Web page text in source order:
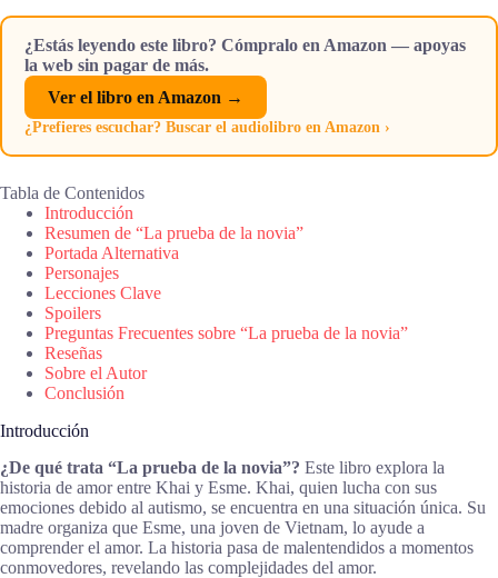
¿Estás leyendo este libro? Cómpralo en Amazon — apoyas
la web sin pagar de más.
Ver el libro en Amazon →
¿Prefieres escuchar? Buscar el audiolibro en Amazon ›
Tabla de Contenidos
Introducción
Resumen de “La prueba de la novia”
Portada Alternativa
Personajes
Lecciones Clave
Spoilers
Preguntas Frecuentes sobre “La prueba de la novia”
Reseñas
Sobre el Autor
Conclusión
Introducción
¿De qué trata “La prueba de la novia”? Este libro explora la
historia de amor entre Khai y Esme. Khai, quien lucha con sus
emociones debido al autismo, se encuentra en una situación única. Su
madre organiza que Esme, una joven de Vietnam, lo ayude a
comprender el amor. La historia pasa de malentendidos a momentos
conmovedores, revelando las complejidades del amor.